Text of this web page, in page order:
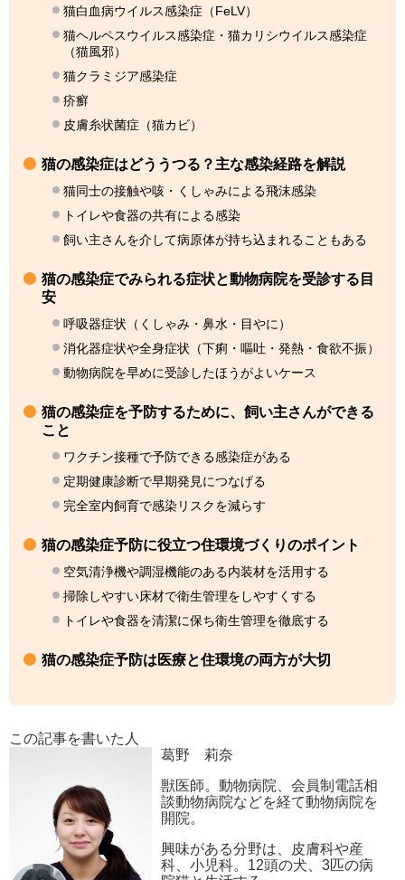
猫白血病ウイルス感染症（FeLV）
猫ヘルペスウイルス感染症・猫カリシウイルス感染症
（猫風邪）
猫クラミジア感染症
疥癬
皮膚糸状菌症（猫カビ）
猫の感染症はどううつる？主な感染経路を解説
猫同士の接触や咳・くしゃみによる飛沫感染
トイレや食器の共有による感染
飼い主さんを介して病原体が持ち込まれることもある
猫の感染症でみられる症状と動物病院を受診する目
安
呼吸器症状（くしゃみ・鼻水・目やに）
消化器症状や全身症状（下痢・嘔吐・発熱・食欲不振）
動物病院を早めに受診したほうがよいケース
猫の感染症を予防するために、飼い主さんができる
こと
ワクチン接種で予防できる感染症がある
定期健康診断で早期発見につなげる
完全室内飼育で感染リスクを減らす
猫の感染症予防に役立つ住環境づくりのポイント
空気清浄機や調湿機能のある内装材を活用する
掃除しやすい床材で衛生管理をしやすくする
トイレや食器を清潔に保ち衛生管理を徹底する
猫の感染症予防は医療と住環境の両方が大切
この記事を書いた人
葛野 莉奈
獣医師。動物病院、会員制電話相
談動物病院などを経て動物病院を
開院。
興味がある分野は、皮膚科や産
科、小児科。12頭の犬、3匹の病